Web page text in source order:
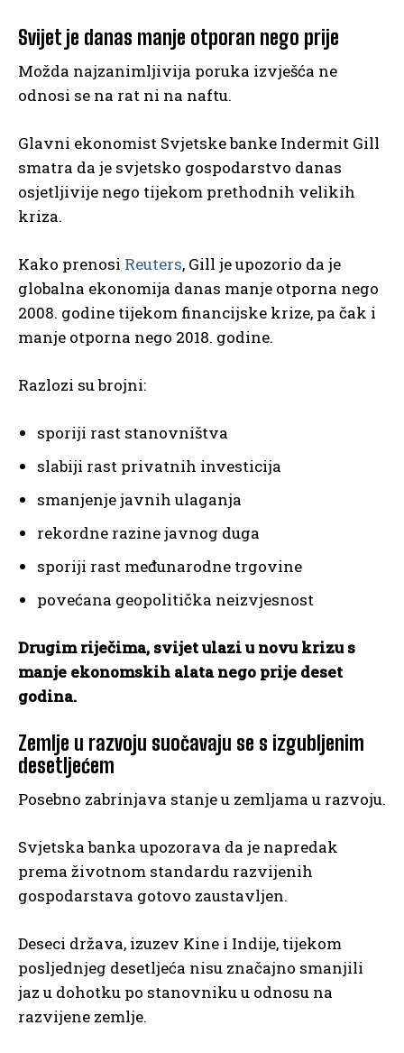
Svijet je danas manje otporan nego prije
Možda najzanimljivija poruka izvješća ne
odnosi se na rat ni na naftu.
Glavni ekonomist Svjetske banke Indermit Gill
smatra da je svjetsko gospodarstvo danas
osjetljivije nego tijekom prethodnih velikih
kriza.
Kako prenosi Reuters, Gill je upozorio da je
globalna ekonomija danas manje otporna nego
2008. godine tijekom financijske krize, pa čak i
manje otporna nego 2018. godine.
Razlozi su brojni:
sporiji rast stanovništva
slabiji rast privatnih investicija
smanjenje javnih ulaganja
rekordne razine javnog duga
sporiji rast međunarodne trgovine
povećana geopolitička neizvjesnost
Drugim riječima, svijet ulazi u novu krizu s
manje ekonomskih alata nego prije deset
godina.
Zemlje u razvoju suočavaju se s izgubljenim
desetljećem
Posebno zabrinjava stanje u zemljama u razvoju.
Svjetska banka upozorava da je napredak
prema životnom standardu razvijenih
gospodarstava gotovo zaustavljen.
Deseci država, izuzev Kine i Indije, tijekom
posljednjeg desetljeća nisu značajno smanjili
jaz u dohotku po stanovniku u odnosu na
razvijene zemlje.